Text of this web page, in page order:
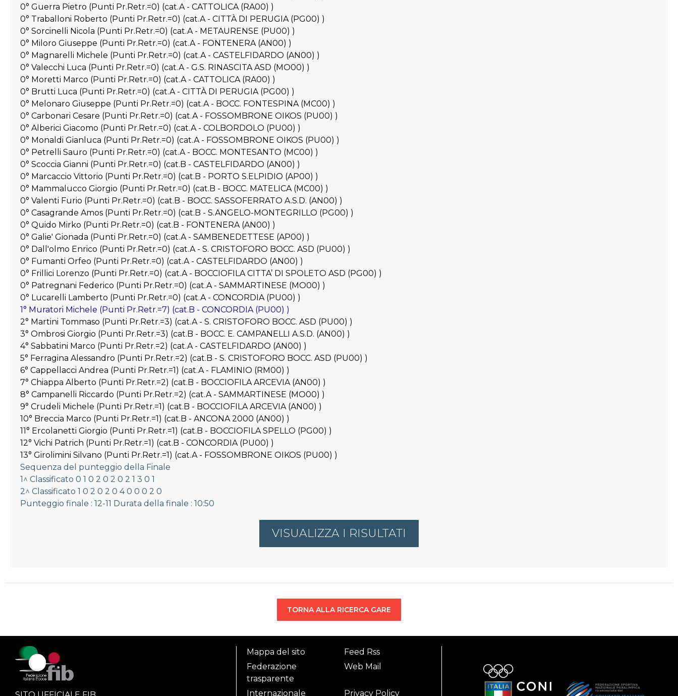
0° Guerra Pietro (Punti Pr.Retr.=0) (cat.A - CATTOLICA (RA00) )
0° Traballoni Roberto (Punti Pr.Retr.=0) (cat.A - CITTÀ DI PERUGIA (PG00) )
0° Sorcinelli Nicola (Punti Pr.Retr.=0) (cat.A - METAURENSE (PU00) )
0° Miloro Giuseppe (Punti Pr.Retr.=0) (cat.A - FONTENERA (AN00) )
0° Magnarelli Michele (Punti Pr.Retr.=0) (cat.A - CASTELFIDARDO (AN00) )
0° Valecchi Luca (Punti Pr.Retr.=0) (cat.A - G.S. RINASCITA ASD (MO00) )
0° Moretti Marco (Punti Pr.Retr.=0) (cat.A - CATTOLICA (RA00) )
0° Brutti Luca (Punti Pr.Retr.=0) (cat.A - CITTÀ DI PERUGIA (PG00) )
0° Melonaro Giuseppe (Punti Pr.Retr.=0) (cat.A - BOCC. FONTESPINA (MC00) )
0° Carbonari Cesare (Punti Pr.Retr.=0) (cat.A - FOSSOMBRONE OIKOS (PU00) )
0° Alberici Giacomo (Punti Pr.Retr.=0) (cat.A - COLBORDOLO (PU00) )
0° Monaldi Gianluca (Punti Pr.Retr.=0) (cat.A - FOSSOMBRONE OIKOS (PU00) )
0° Petrelli Sauro (Punti Pr.Retr.=0) (cat.A - BOCC. MONTESANTO (MC00) )
0° Scoccia Gianni (Punti Pr.Retr.=0) (cat.B - CASTELFIDARDO (AN00) )
0° Marcaccio Vittorio (Punti Pr.Retr.=0) (cat.B - PORTO S.ELPIDIO (AP00) )
0° Mammalucco Giorgio (Punti Pr.Retr.=0) (cat.B - BOCC. MATELICA (MC00) )
0° Valenti Furio (Punti Pr.Retr.=0) (cat.B - BOCC. SASSOFERRATO A.S.D. (AN00) )
0° Casagrande Amos (Punti Pr.Retr.=0) (cat.B - S.ANGELO-MONTEGRILLO (PG00) )
0° Quido Mirko (Punti Pr.Retr.=0) (cat.B - FONTENERA (AN00) )
0° Galie' Gionada (Punti Pr.Retr.=0) (cat.A - SAMBENEDETTESE (AP00) )
0° Dall'olmo Enrico (Punti Pr.Retr.=0) (cat.A - S. CRISTOFORO BOCC. ASD (PU00) )
0° Fumanti Orfeo (Punti Pr.Retr.=0) (cat.A - CASTELFIDARDO (AN00) )
0° Frillici Lorenzo (Punti Pr.Retr.=0) (cat.A - BOCCIOFILA CITTA’ DI SPOLETO ASD (PG00) )
0° Patregnani Federico (Punti Pr.Retr.=0) (cat.A - SAMMARTINESE (MO00) )
0° Lucarelli Lamberto (Punti Pr.Retr.=0) (cat.A - CONCORDIA (PU00) )
1° Muratori Michele (Punti Pr.Retr.=7) (cat.B - CONCORDIA (PU00) )
2° Martini Tommaso (Punti Pr.Retr.=3) (cat.A - S. CRISTOFORO BOCC. ASD (PU00) )
3° Ombrosi Giorgio (Punti Pr.Retr.=3) (cat.B - BOCC. E. CAMPANELLI A.S.D. (AN00) )
4° Sabbatini Marco (Punti Pr.Retr.=2) (cat.A - CASTELFIDARDO (AN00) )
5° Ferragina Alessandro (Punti Pr.Retr.=2) (cat.B - S. CRISTOFORO BOCC. ASD (PU00) )
6° Cappellacci Andrea (Punti Pr.Retr.=1) (cat.A - FLAMINIO (RM00) )
7° Chiappa Alberto (Punti Pr.Retr.=2) (cat.B - BOCCIOFILA ARCEVIA (AN00) )
8° Campanelli Riccardo (Punti Pr.Retr.=2) (cat.A - SAMMARTINESE (MO00) )
9° Crudeli Michele (Punti Pr.Retr.=1) (cat.B - BOCCIOFILA ARCEVIA (AN00) )
10° Breccia Marco (Punti Pr.Retr.=1) (cat.B - ANCONA 2000 (AN00) )
11° Ercolanetti Giorgio (Punti Pr.Retr.=1) (cat.B - BOCCIOFILA SPELLO (PG00) )
12° Vichi Patrich (Punti Pr.Retr.=1) (cat.B - CONCORDIA (PU00) )
13° Girolimini Silvano (Punti Pr.Retr.=1) (cat.A - FOSSOMBRONE OIKOS (PU00) )
Sequenza del punteggio della Finale
1^ Classificato 0 1 0 2 0 2 0 2 1 3 0 1
2^ Classificato 1 0 2 0 2 0 4 0 0 0 2 0
Punteggio finale : 12-11 Durata della finale : 10:50
VISUALIZZA I RISULTATI
TORNA ALLA RICERCA GARE
Mappa del sito
Feed Rss
Federazione
trasparente
Web Mail
Internazionale Privacy Policy